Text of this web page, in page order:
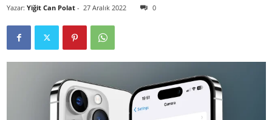
Yazar: Yiğit Can Polat - 27 Aralık 2022 0